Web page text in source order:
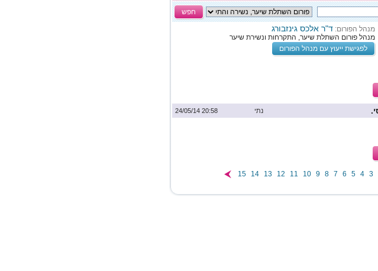
חפש
מנהל הפורום: ד"ר אלכס גינזבורג
מנהל פורום השתלת שיער, התקרחות ונשירת שיער
לפגישת ייעוץ עם מנהל הפורום
20:58 24/05/14 נתי
3
4
5
6
7
8
9
10
11
12
13
14
15